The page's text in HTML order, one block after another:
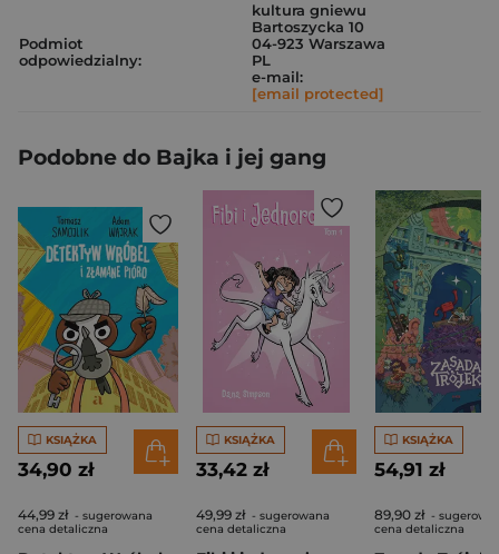
Podmiot
odpowiedzialny:
kultura gniewu
Bartoszycka 10
04-923 Warszawa
PL
e-mail:
[email protected]
Podobne do Bajka i jej gang
KSIĄŻKA
34,90 zł
44,99 zł - sugerowana
cena detaliczna
KSIĄŻKA
33,42 zł
49,99 zł - sugerowana
cena detaliczna
KSIĄŻKA
54,91 zł
89,90 zł -
cena detaliczna